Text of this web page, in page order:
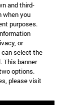
and third-
when you
purposes.
or
can select the
This banner
options.
please visit